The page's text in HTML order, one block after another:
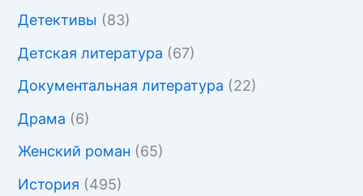
Детективы (83)
Детская литература (67)
Документальная литература (22)
Драма (6)
Женский роман (65)
История (495)